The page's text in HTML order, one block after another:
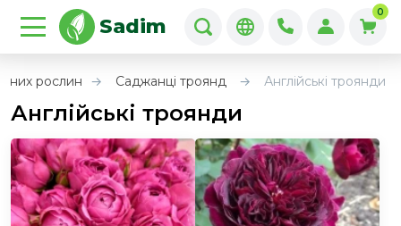
Sadim
0
рослин Саджанці троянд Англійські троянди
Англійські троянди